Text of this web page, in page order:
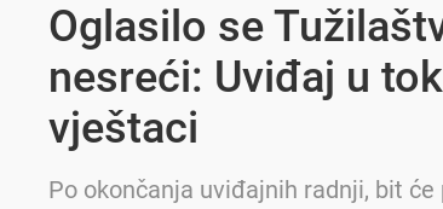
Oglasilo se
nesreći: Uviđaj u
vještaci
Po okončanja uviđajnih radnji, bit